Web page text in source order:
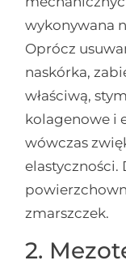
wykonywana
Oprócz
naskórka,
właściwą,
kolagenowe i
wówczas
zmarszczek.
2.